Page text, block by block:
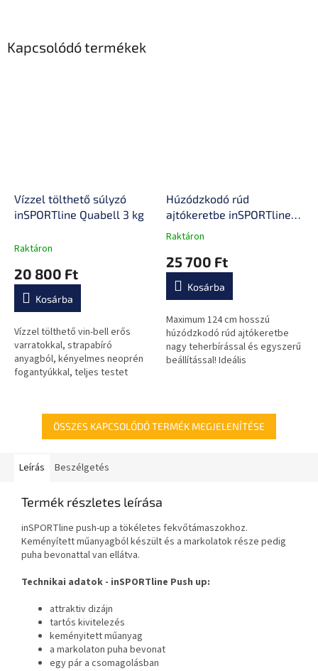
Kapcsolódó termékek
Vízzel tölthető súlyzó
inSPORTline Quabell 3 kg
Raktáron
20 800 Ft
Kosárba
Vízzel tölthető vin-bell erős
varratokkal, strapabíró
anyagból, kényelmes neoprén
fogantyúkkal, teljes testet
Húzódzkodó rúd
ajtókeretbe inSPORTline
RK124
A
átlagos
értékelése
0,0
csillag.
Raktáron
25 700 Ft
Kosárba
Maximum 124 cm hosszú
húzódzkodó rúd ajtókeretbe
nagy teherbírással és egyszerű
beállítással! Ideális
ÖSSZES KAPCSOLÓDÓ TERMÉK MEGJELENÍTÉSE
Leírás Beszélgetés
Termék részletes leírása
inSPORTline push-up a tökéletes fekvőtámaszokhoz.
Keményített műanyagból készült és a markolatok része pedig
puha bevonattal van ellátva.
Technikai adatok - inSPORTline Push up:
attraktiv dizájn
tartós kivitelezés
keményitett műanyag
a markolaton puha bevonat
egy pár a csomagolásban